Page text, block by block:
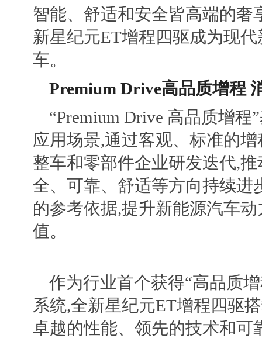
智能、舒适和安全皆高端的奢
新星纪元ET增程四驱成为现
车。
Premium Drive高品质增程
“Premium Drive 高品质增
应用场景,通过客观、标准的
整车和零部件企业研发迭代,
全、可靠、舒适等方向持续进
的参考依据,提升新能源汽车
值。
作为行业首个获得“高品质
系统,全新星纪元ET增程四驱
卓越的性能、领先的技术和可